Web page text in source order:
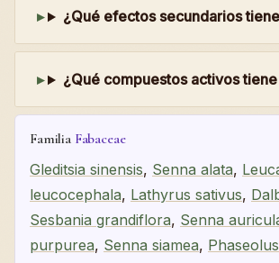
¿Qué efectos secundarios
¿Qué compuestos activos
Familia Fabaceae
Gleditsia sinensis, Senna alata,
leucocephala, Lathyrus sativus,
Sesbania grandiflora, Senna
purpurea, Senna siamea,